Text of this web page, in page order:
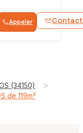
Appeler
(34150) >
de 119m²